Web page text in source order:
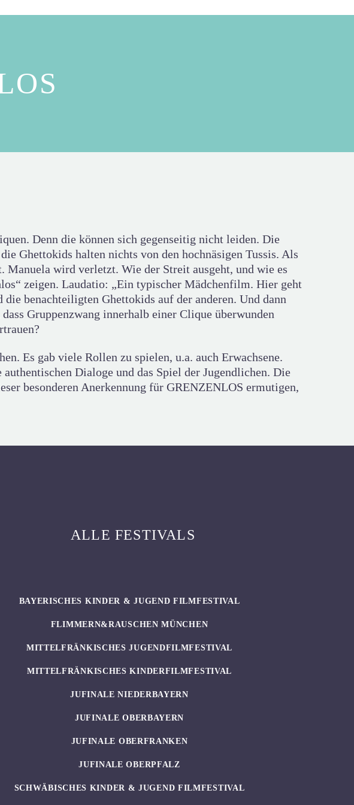
Denn die können sich gegenseitig nicht leiden. Die
Ghettokids halten nichts von den hochnäsigen Tussis. Als
wird verletzt. Wie der Streit ausgeht, und wie es
zeigen. Laudatio: „Ein typischer Mädchenfilm. Hier geht
benachteiligten Ghettokids auf der anderen. Und dann
Gruppenzwang innerhalb einer Clique überwunden
Es gab viele Rollen zu spielen, u.a. auch Erwachsene.
Dialoge und das Spiel der Jugendlichen. Die
besonderen Anerkennung für GRENZENLOS ermutigen,
ALLE FESTIVALS
BAYERISCHES KINDER & JUGEND FILMFESTIVAL
FLIMMERN&RAUSCHEN MÜNCHEN
MITTELFRÄNKISCHES JUGENDFILMFESTIVAL
MITTELFRÄNKISCHES KINDERFILMFESTIVAL
JUFINALE NIEDERBAYERN
JUFINALE OBERBAYERN
JUFINALE OBERFRANKEN
JUFINALE OBERPFALZ
SCHWÄBISCHES KINDER & JUGEND FILMFESTIVAL